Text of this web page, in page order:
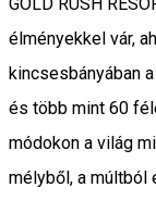
élményekkel vár,
kincsesbányában
és több mint 60
módokon a világ
mélyből, a múltból